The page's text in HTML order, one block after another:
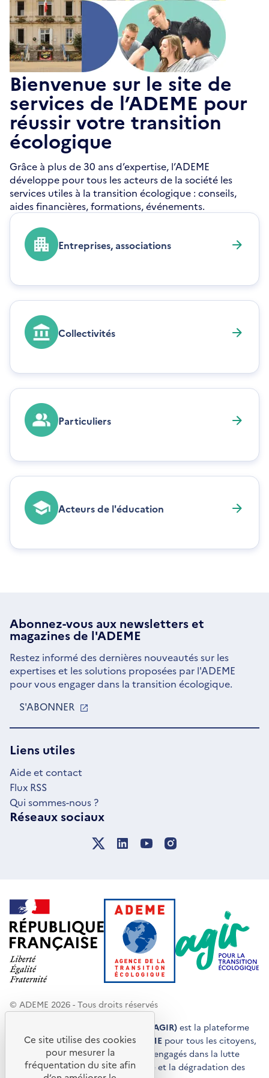
Bienvenue sur le site de
services de l’ADEME pour
réussir votre transition
écologique
Grâce à plus de 30 ans d’expertise, l’ADEME
développe pour tous les acteurs de la société les
services utiles à la transition écologique : conseils,
aides financières, formations, événements.
Entreprises, associations
Collectivités
Particuliers
Acteurs de l'éducation
Abonnez-vous aux newsletterset
magazines de l'ADEME
Restez informé des dernières nouveautés sur les
expertises et les solutions proposées par l'ADEME
pour vous engager dans la transition écologique.
S'ABONNER
UNE
Liens utiles
Aide et contact
Flux RSS
Qui sommes-nous ?
Réseaux sociaux
© ADEME 2026 - Tous droits réservés
Agir pour la transition écologique (AGIR) est la plateforme
de conseils et de services de l'ADEME pour tous les citoyens,
acteurs économiques et territoires engagés dans la lutte
contre le réchauffement climatique et la dégradation des
Ce site utilise des cookies
pour mesurer la
fréquentation du site afin